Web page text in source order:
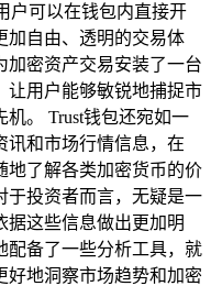
户可以在钱包内直接开
加自由、透明的交易体
加密资产交易安装了一台
让用户能够敏锐地捕捉市
。 Trust钱包还宛如一
讯和市场行情信息，在
地了解各类加密货币的价
于投资者而言，无疑是一
据这些信息做出更加明
配备了一些分析工具，就
好地洞察市场趋势和加密